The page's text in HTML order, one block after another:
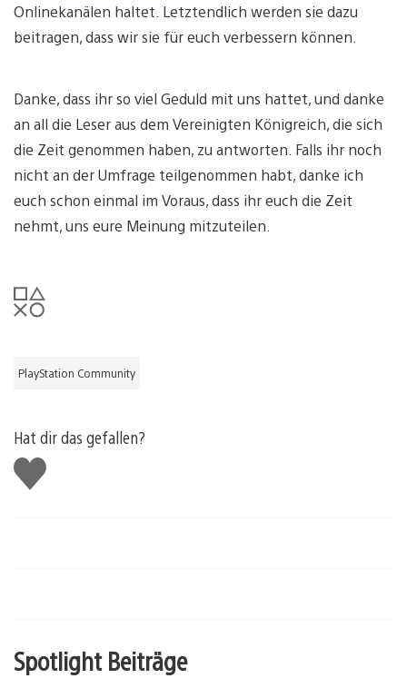
Onlinekanälen haltet. Letztendlich werden sie dazu
beitragen, dass wir sie für euch verbessern können.
Danke, dass ihr so viel Geduld mit uns hattet, und danke
an all die Leser aus dem Vereinigten Königreich, die sich
die Zeit genommen haben, zu antworten. Falls ihr noch
nicht an der Umfrage teilgenommen habt, danke ich
euch schon einmal im Voraus, dass ihr euch die Zeit
nehmt, uns eure Meinung mitzuteilen.
PlayStation Community
Hat dir das gefallen?
Gefällt
mir
Spotlight Beiträge